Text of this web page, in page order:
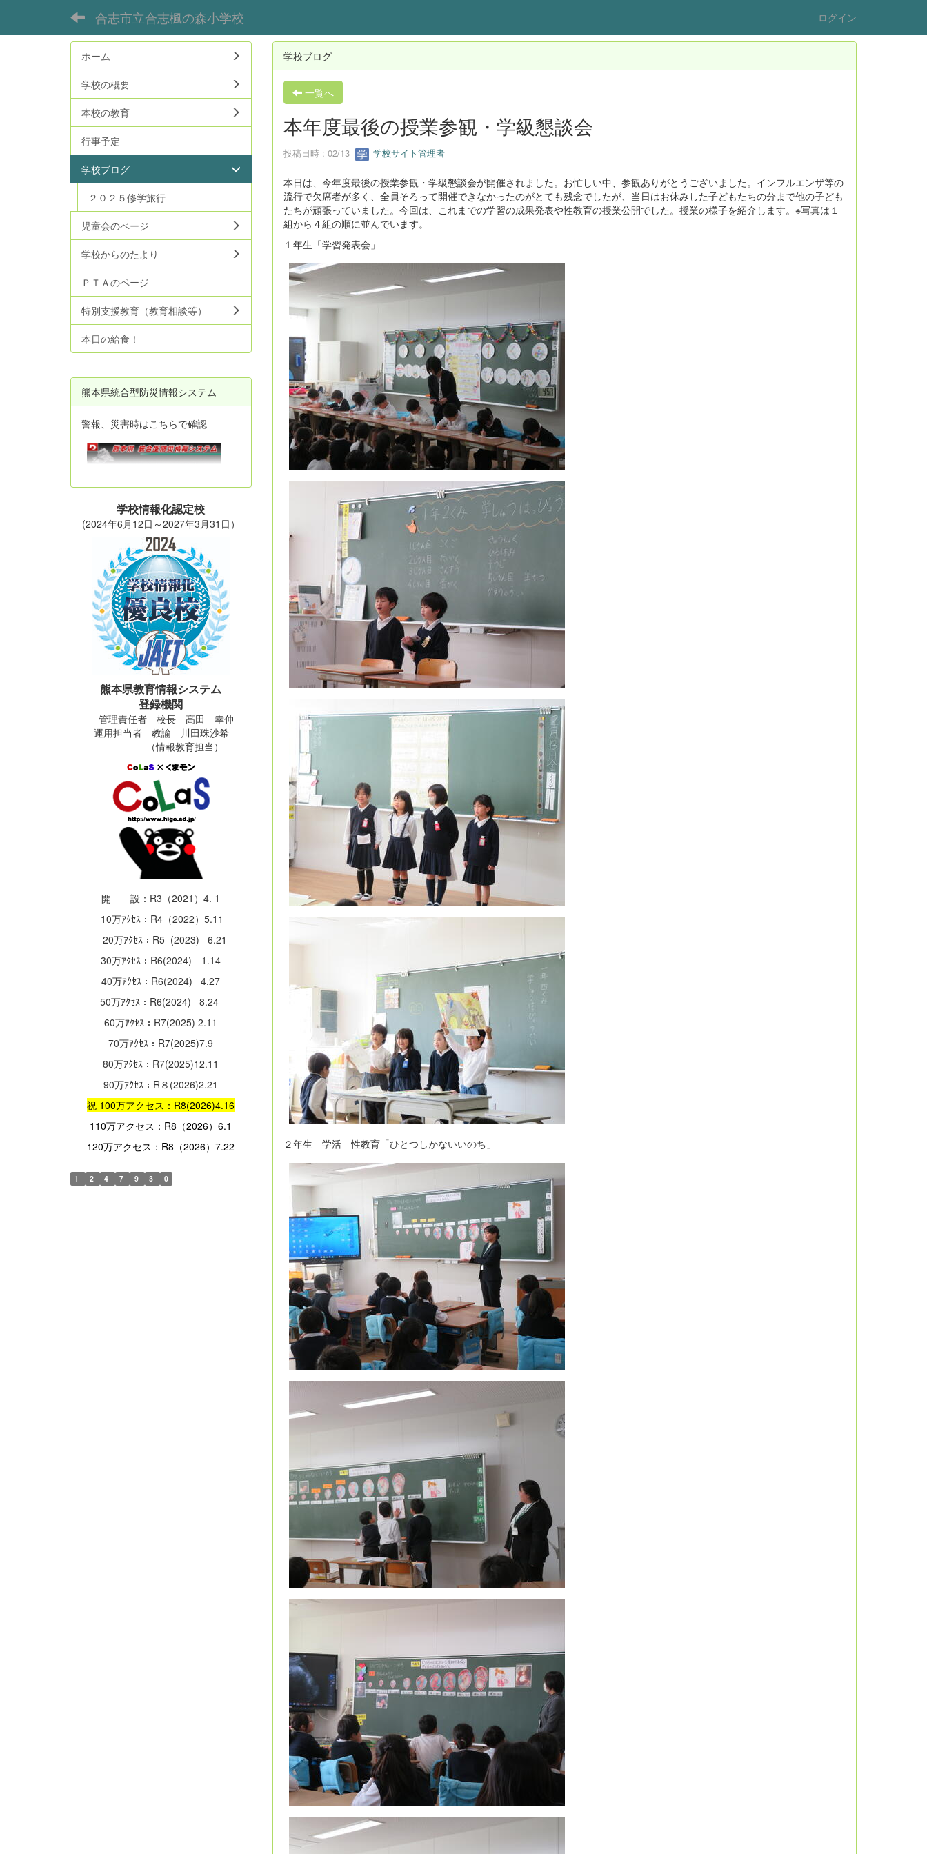
合志市立合志楓の森小学校 ログイン
学校ブログ
一覧へ
本年度最後の授業参観・学級懇談会
投稿日時 : 02/13 学校サイト管理者
本日は、今年度最後の授業参観・学級懇談会が開催されました。お忙しい中、参観ありがとうございました。インフルエンザ等の
流行で欠席者が多く、全員そろって開催できなかったのがとても残念でしたが、当日はお休みした子どもたちの分まで他の子ども
たちが頑張っていました。今回は、これまでの学習の成果発表や性教育の授業公開でした。授業の様子を紹介します。※写真は１
組から４組の順に並んでいます。
１年生「学習発表会」
２年生 学活 性教育「ひとつしかないいのち」
ホーム
学校の概要
本校の教育
行事予定
学校ブログ
２０２５修学旅行
児童会のページ
学校からのたより
ＰＴＡのページ
特別支援教育（教育相談等）
本日の給食！
熊本県統合型防災情報システム
警報、災害時はこちらで確認
学校情報化認定校
(2024年6月12日～2027年3月31日）
熊本県教育情報システム
登録機関
管理責任者 校長 髙田 幸伸
運用担当者 教諭 川田珠沙希
（情報教育担当）
開 設：R3（2021）4. 1
10万ｱｸｾｽ：R4（2022）5.11
20万ｱｸｾｽ：R5 (2023) 6.21
30万ｱｸｾｽ：R6(2024) 1.14
40万ｱｸｾｽ：R6(2024) 4.27
50万ｱｸｾｽ：R6(2024) 8.24
60万ｱｸｾｽ：R7(2025) 2.11
70万ｱｸｾｽ：R7(2025)7.9
80万ｱｸｾｽ：R7(2025)12.11
90万ｱｸｾｽ：R８(2026)2.21
祝 100万アクセス：R8(2026)4.16
110万アクセス：R8（2026）6.1
120万アクセス：R8（2026）7.22
1 2 4 7 9 3 0